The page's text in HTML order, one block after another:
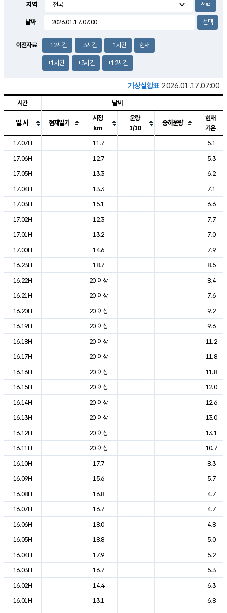
3.6m/s
지역
날짜
이전자료 -12시간 -3시간 -1시간 현재
+1시간 +3시간 +12시간
기상실황표 2026.01.17.07:00
도시별 기상실황표로 지점, 날씨, 기온, 강수, 바람, 기압등을 안내한 표입
시간 날씨
일.시 현재일기
시정
km
운량
1/10
중하운량
현재
기온
17.07H
11.7
5.1
17.06H
12.7
5.3
17.05H
13.3
6.2
17.04H
13.3
7.1
17.03H
15.1
6.6
17.02H
12.3
7.7
17.01H
13.2
7.0
17.00H
14.6
7.9
16.23H
18.7
8.5
16.22H
20 이상
8.4
16.21H
20 이상
7.6
16.20H
20 이상
9.2
16.19H
20 이상
9.6
16.18H
20 이상
11.2
16.17H
20 이상
11.8
16.16H
20 이상
11.8
16.15H
20 이상
12.0
16.14H
20 이상
12.6
16.13H
20 이상
13.0
16.12H
20 이상
13.1
16.11H
20 이상
10.7
16.10H
17.7
8.3
16.09H
15.6
5.7
16.08H
16.8
4.7
16.07H
16.7
4.7
16.06H
18.0
4.8
16.05H
18.8
5.0
16.04H
17.9
5.2
16.03H
16.7
5.3
16.02H
14.4
6.3
16.01H
13.1
6.8